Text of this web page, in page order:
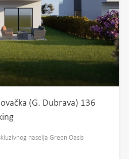
(G. Dubrava) 136
naselja Green Oasis